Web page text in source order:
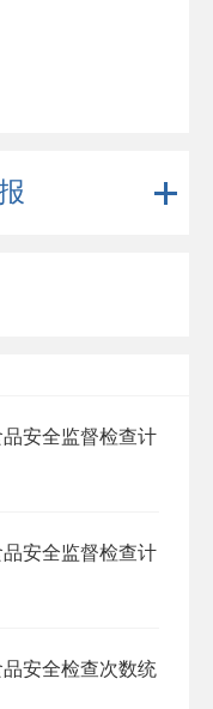
安全监督检查计
安全监督检查计
安全检查次数统